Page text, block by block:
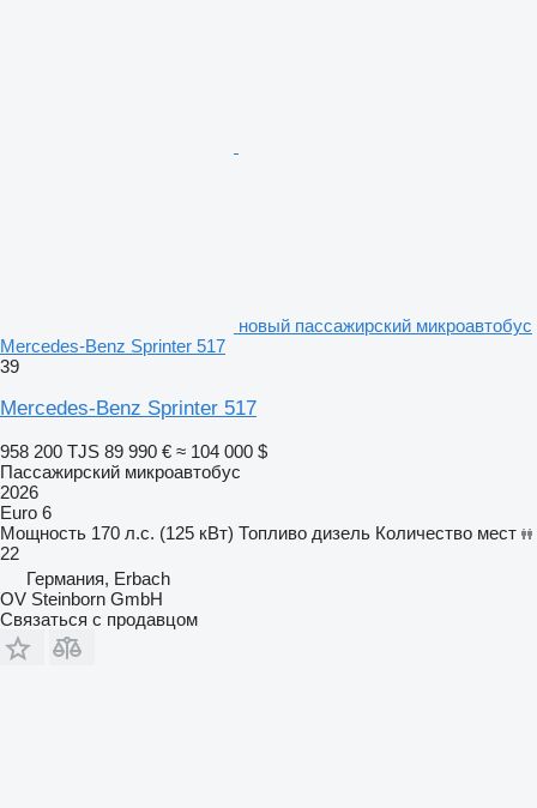
новый пассажирский микроавтобус
Mercedes-Benz Sprinter 517
39
Mercedes-Benz Sprinter 517
958 200 TJS 89 990 € ≈ 104 000 $
Пассажирский микроавтобус
2026
Euro 6
Мощность 170 л.с. (125 кВт) Топливо дизель Количество мест
22
Германия, Erbach
OV Steinborn GmbH
Связаться с продавцом